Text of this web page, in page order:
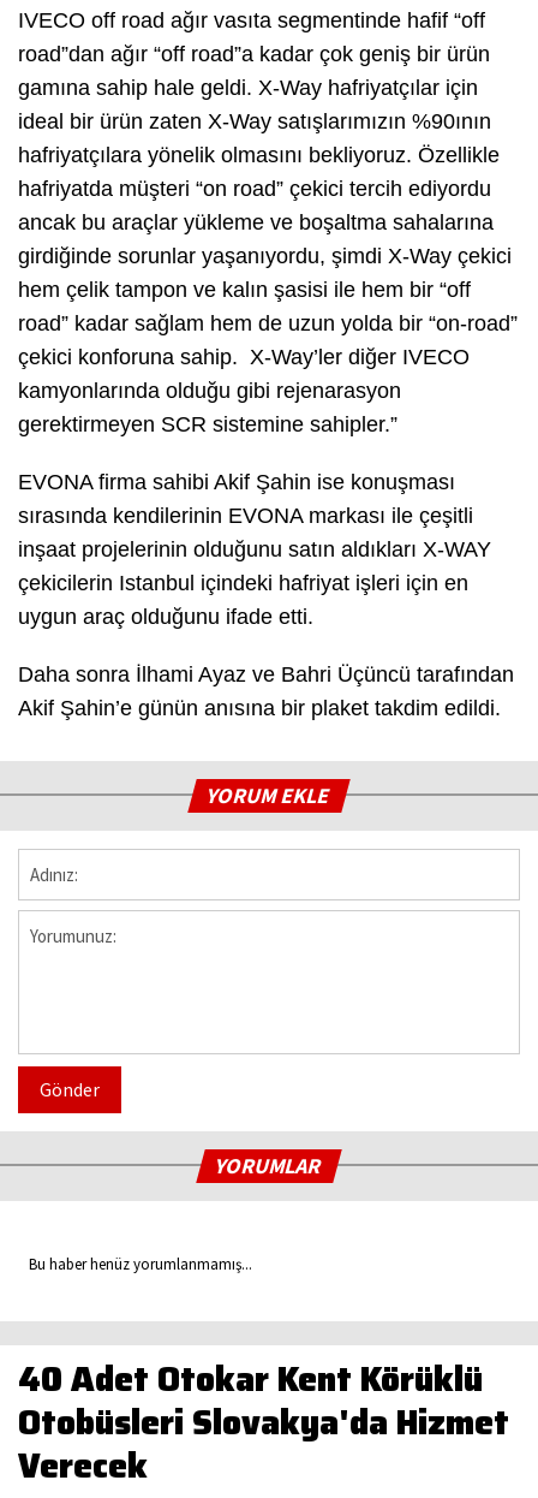
IVECO off road ağır vasıta segmentinde hafif “off
road”dan ağır “off road”a kadar çok geniş bir ürün
gamına sahip hale geldi. X-Way hafriyatçılar için
ideal bir ürün zaten X-Way satışlarımızın %90ının
hafriyatçılara yönelik olmasını bekliyoruz. Özellikle
hafriyatda müşteri “on road” çekici tercih ediyordu
ancak bu araçlar yükleme ve boşaltma sahalarına
girdiğinde sorunlar yaşanıyordu, şimdi X-Way çekici
hem çelik tampon ve kalın şasisi ile hem bir “off
road” kadar sağlam hem de uzun yolda bir “on-road”
çekici konforuna sahip. X-Way’ler diğer IVECO
kamyonlarında olduğu gibi rejenarasyon
gerektirmeyen SCR sistemine sahipler.”
EVONA firma sahibi Akif Şahin ise konuşması
sırasında kendilerinin EVONA markası ile çeşitli
inşaat projelerinin olduğunu satın aldıkları X-WAY
çekicilerin Istanbul içindeki hafriyat işleri için en
uygun araç olduğunu ifade etti.
Daha sonra İlhami Ayaz ve Bahri Üçüncü tarafından
Akif Şahin’e günün anısına bir plaket takdim edildi.
YORUM EKLE
Gönder
YORUMLAR
Bu haber henüz yorumlanmamış...
40 Adet Otokar Kent Körüklü
Otobüsleri Slovakya'da Hizmet
Verecek